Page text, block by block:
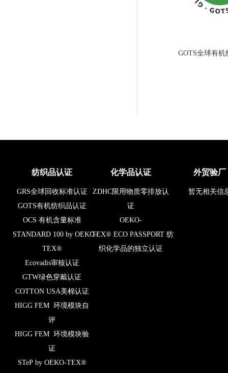
GOTS全球有
纺织品认证
GRS全球回收标准认证
GOTS有机纺织品认证
OCS 有机含量标准
STANDARD 100 by OEKO-
TEX®
Ecovadis审核认证
GTW绿色穿戴认证
COTTON USA美棉认证
HIGG FEM 环境模块自
评
HIGG FEM 环境模块验
证
STeP by OEKO-TEX®
化学品认证
ZDHC限用物质零排放认
证
OEKO-
TEX® ECO PASSPORT 纺
织化学品的独立认证
外贸验厂
暂无相关信